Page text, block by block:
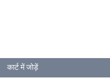
कार्ट में जोड़ें